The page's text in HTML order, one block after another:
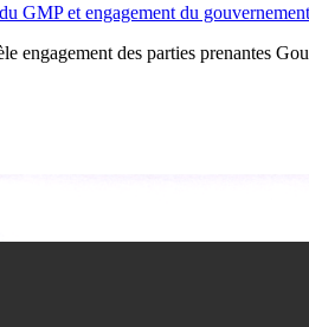
GMP et engagement du
engagement des parties prenantes